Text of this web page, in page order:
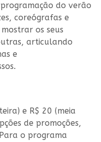
do verão
coreógrafas e
os seus
articulando
e
e R$ 20 (meia
de promoções,
o programa